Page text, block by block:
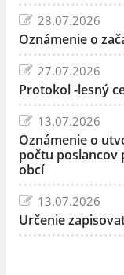
28.07.2026
Oznámenie o
27.07.2026
Protokol -lesný
13.07.2026
Oznámenie o
počtu poslancov
obcí
13.07.2026
Určenie